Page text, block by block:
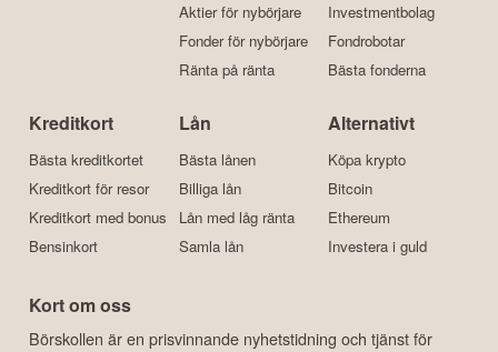
Aktier för nybörjare
Fonder för nybörjare
Ränta på ränta
Investmentbolag
Fondrobotar
Bästa fonderna
Kreditkort
Bästa kreditkortet
Kreditkort för resor
Kreditkort med bonus
Bensinkort
Lån
Bästa lånen
Billiga lån
Lån med låg ränta
Samla lån
Alternativt
Köpa krypto
Bitcoin
Ethereum
Investera i guld
Kort om oss
Börskollen är en prisvinnande nyhetstidning och tjänst för